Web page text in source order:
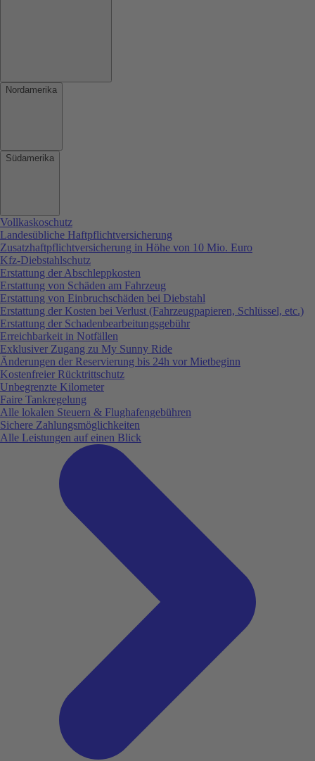
Nordamerika
Südamerika
Vollkaskoschutz
Landesübliche Haftpflichtversicherung
Zusatzhaftpflichtversicherung in Höhe von 10 Mio. Euro
Kfz-Diebstahlschutz
Erstattung der Abschleppkosten
Erstattung von Schäden am Fahrzeug
Erstattung von Einbruchschäden bei Diebstahl
Erstattung der Kosten bei Verlust (Fahrzeugpapieren, Schlüssel, etc.)
Erstattung der Schadenbearbeitungsgebühr
Erreichbarkeit in Notfällen
Exklusiver Zugang zu My Sunny Ride
Änderungen der Reservierung bis 24h vor Mietbeginn
Kostenfreier Rücktrittschutz
Unbegrenzte Kilometer
Faire Tankregelung
Alle lokalen Steuern & Flughafengebühren
Sichere Zahlungsmöglichkeiten
Alle Leistungen auf einen Blick